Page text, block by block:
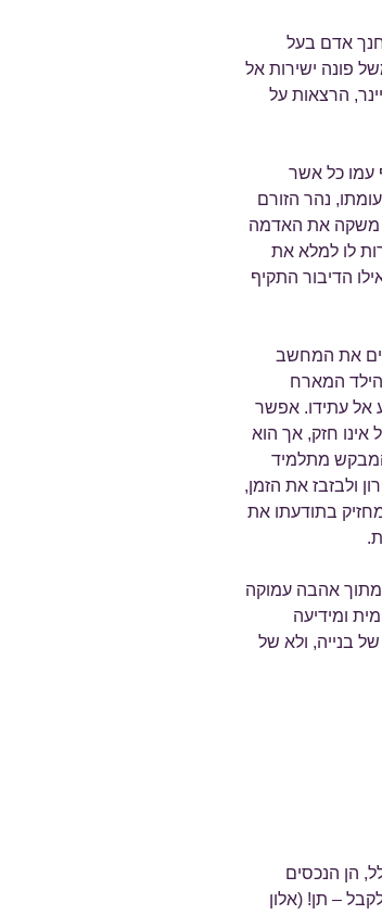
אדם בעל
פונה ישירות אל
הרצאות על
עמו כל אשר
נהר הזורם
משקה את האדמה
לו למלא את
הדיבור התקיף
את המחשב
הילד המארח
אל עתידו. אפשר
אינו חזק, אך הוא
המבקש מתלמיד
ולבזבז את הזמן,
בתודעתו את
מתוך אהבה עמוקה
ומידיעה
בנייה, ולא של
הן הנכסים
– תן! (אלון